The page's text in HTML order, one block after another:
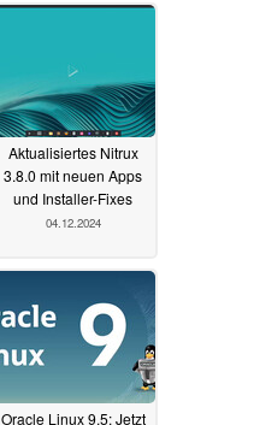
Aktualisiertes Nitrux
3.8.0 mit neuen Apps
und Installer-Fixes
04.12.2024
Oracle Linux 9.5: Jetzt